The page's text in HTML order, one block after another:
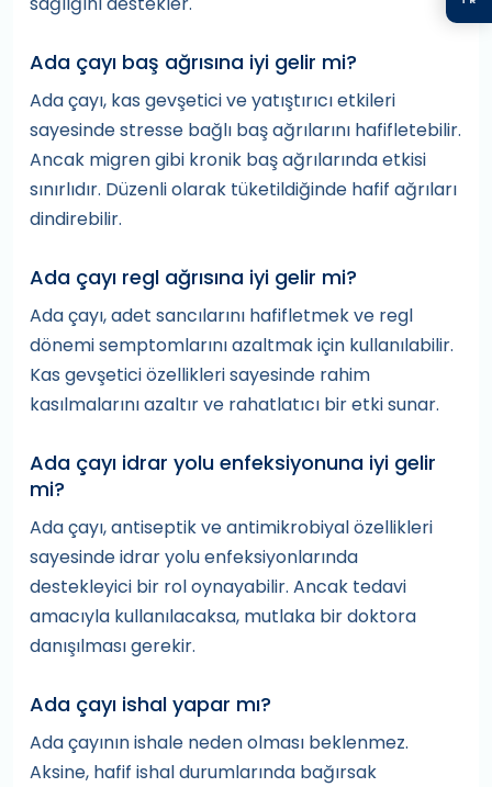
Ada çayı baş ağrısına iyi gelir mi?
Ada çayı, kas gevşetici ve yatıştırıcı etkileri
sayesinde stresse bağlı baş ağrılarını hafifletebilir.
Ancak migren gibi kronik baş ağrılarında etkisi
sınırlıdır. Düzenli olarak tüketildiğinde hafif ağrıları
dindirebilir.
Ada çayı regl ağrısına iyi gelir mi?
Ada çayı, adet sancılarını hafifletmek ve regl
dönemi semptomlarını azaltmak için kullanılabilir.
Kas gevşetici özellikleri sayesinde rahim
kasılmalarını azaltır ve rahatlatıcı bir etki sunar.
Ada çayı idrar yolu enfeksiyonuna iyi gelir
mi?
Ada çayı, antiseptik ve antimikrobiyal özellikleri
sayesinde idrar yolu enfeksiyonlarında
destekleyici bir rol oynayabilir. Ancak tedavi
amacıyla kullanılacaksa, mutlaka bir doktora
danışılması gerekir.
Ada çayı ishal yapar mı?
Ada çayının ishale neden olması beklenmez.
Aksine, hafif ishal durumlarında bağırsak